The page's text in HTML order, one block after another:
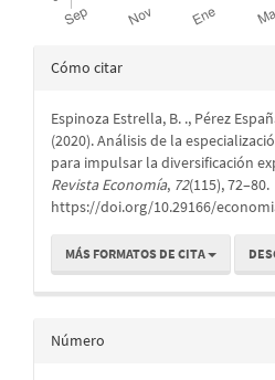
Detalles
artículo
Cómo citar
Espinoza Estrella, B. ., Pérez
(2020). Análisis de la
para impulsar la diversificación
Revista Economía, 72(115), 72–80.
https://doi.org/10.29166/
MÁS FORMATOS DE CITA
Número